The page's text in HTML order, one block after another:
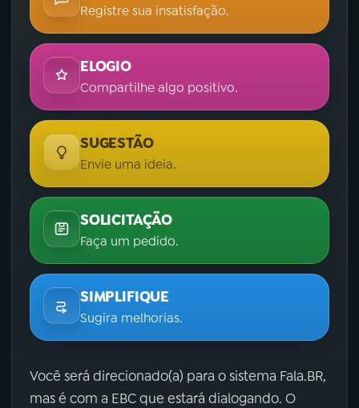
Registre sua insatisfação.
ELOGIO
Compartilhe algo positivo.
SUGESTÃO
Envie uma ideia.
SOLICITAÇÃO
Faça um pedido.
SIMPLIFIQUE
Sugira melhorias.
Você será direcionado(a) para o sistema Fala.BR,
mas é com a EBC que estará dialogando. O